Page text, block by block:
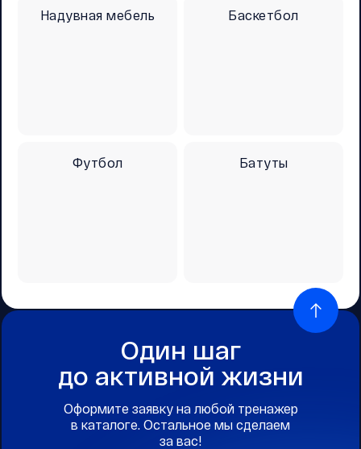
Надувная мебель Баскетбол
Футбол Батуты
Один шаг
до активной жизни
Оформите заявку на любой тренажер
в каталоге. Остальное мы сделаем
за вас!